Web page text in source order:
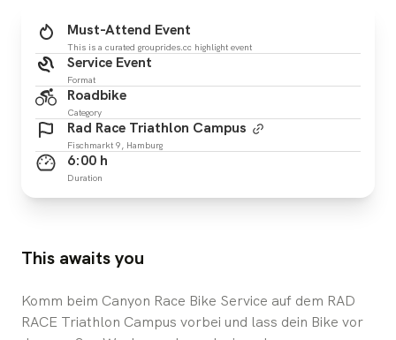
Must-Attend Event
This is a curated grouprides.cc highlight event
Service Event
Format
Roadbike
Category
Rad Race Triathlon Campus
Fischmarkt 9, Hamburg
6:00 h
Duration
This awaits you
Komm beim Canyon Race Bike Service auf dem RAD
RACE Triathlon Campus vorbei und lass dein Bike vor